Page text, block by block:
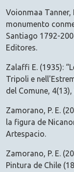
Voionmaa Tanner,
monumento
Santiago 1792-
Editores.
Zalaffi E. (1935):
Tripoli e
del Comune,
Zamorano, P. E.
la figura de
Artespacio.
Zamorano, P. E.
Pintura de Chile